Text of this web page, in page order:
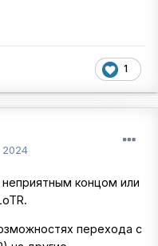
1
2024
неприятным концом или
перехода с